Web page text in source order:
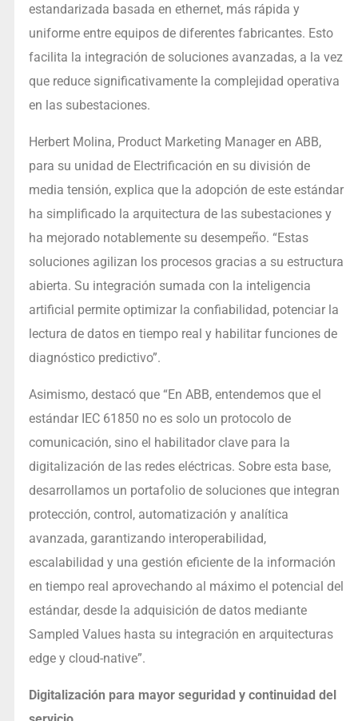
estandarizada basada en ethernet, más rápida y
uniforme entre equipos de diferentes fabricantes. Esto
facilita la integración de soluciones avanzadas, a la vez
que reduce significativamente la complejidad operativa
en las subestaciones.
Herbert Molina, Product Marketing Manager en ABB,
para su unidad de Electrificación en su división de
media tensión, explica que la adopción de este estándar
ha simplificado la arquitectura de las subestaciones y
ha mejorado notablemente su desempeño. “Estas
soluciones agilizan los procesos gracias a su estructura
abierta. Su integración sumada con la inteligencia
artificial permite optimizar la confiabilidad, potenciar la
lectura de datos en tiempo real y habilitar funciones de
diagnóstico predictivo”.
Asimismo, destacó que “En ABB, entendemos que el
estándar IEC 61850 no es solo un protocolo de
comunicación, sino el habilitador clave para la
digitalización de las redes eléctricas. Sobre esta base,
desarrollamos un portafolio de soluciones que integran
protección, control, automatización y analítica
avanzada, garantizando interoperabilidad,
escalabilidad y una gestión eficiente de la información
en tiempo real aprovechando al máximo el potencial del
estándar, desde la adquisición de datos mediante
Sampled Values hasta su integración en arquitecturas
edge y cloud-native”.
Digitalización para mayor seguridad y continuidad del